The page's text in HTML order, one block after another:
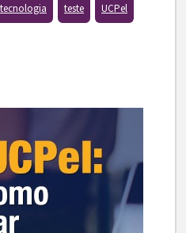
tecnologia teste UCPel